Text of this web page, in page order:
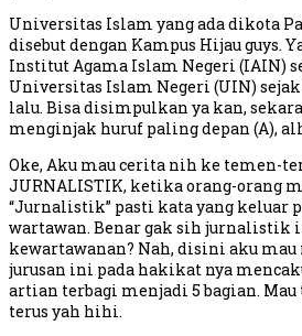
Universitas Islam yang ada dikota
disebut dengan Kampus Hijau guys.
Institut Agama Islam Negeri (IAIN)
Universitas Islam Negeri (UIN) sejak
lalu. Bisa disimpulkan ya kan,
menginjak huruf paling depan (A),
Oke, Aku mau cerita nih ke temen-
JURNALISTIK, ketika orang-orang
“Jurnalistik” pasti kata yang keluar
wartawan. Benar gak sih jurnalistik
kewartawanan? Nah, disini aku mau
jurusan ini pada hakikat nya
artian terbagi menjadi 5 bagian. Mau
terus yah hihi.